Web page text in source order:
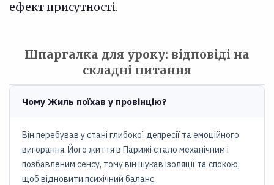
ефект присутності.
Шпаргалка для уроку: відповіді на
складні питання
Чому Жиль поїхав у провінцію?
Він перебував у стані глибокої депресії та емоційного
вигорання. Його життя в Парижі стало механічним і
позбавленим сенсу, тому він шукав ізоляції та спокою,
щоб відновити психічний баланс.